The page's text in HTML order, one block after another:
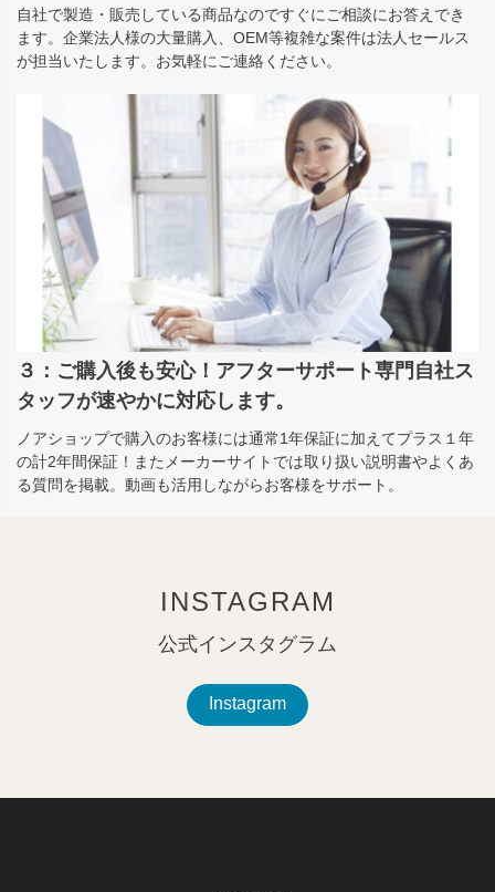
自社で製造・販売している商品なのですぐにご相談にお答えでき
ます。企業法人様の大量購入、OEM等複雑な案件は法人セールス
が担当いたします。お気軽にご連絡ください。
３：ご購入後も安心！アフターサポート専門自社ス
タッフが速やかに対応します。
ノアショップで購入のお客様には通常1年保証に加えてプラス１年
の計2年間保証！またメーカーサイトでは取り扱い説明書やよくあ
る質問を掲載。動画も活用しながらお客様をサポート。
INSTAGRAM
公式インスタグラム
Instagram